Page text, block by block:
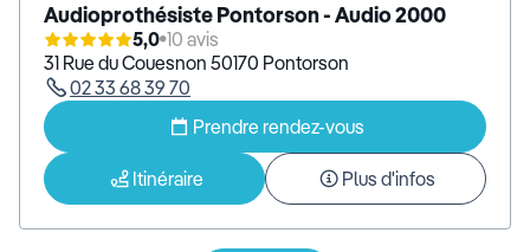
Audioprothésiste Pontorson - Audio 2000
5,0 10 avis
31 Rue du Couesnon 50170 Pontorson
02 33 68 39 70
Prendre rendez-vous
Itinéraire Plus d'infos